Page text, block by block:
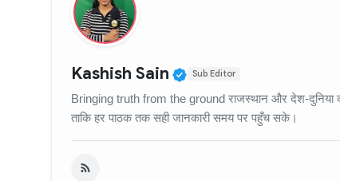
Kashish Sain Verified Public
Sub Editor
Bringing truth from the ground राजस्थान और देश-
ताकि हर पाठक तक सही जानकारी समय पर पहुँच सके।